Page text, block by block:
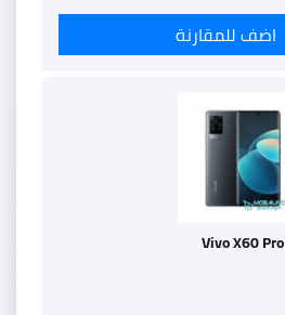
اضف للمقارنة
Vivo X60 Pro